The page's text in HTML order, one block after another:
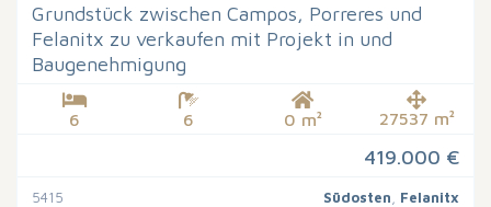
Grundstück zwischen Campos, Porreres und
Felanitx zu verkaufen mit Projekt in und
Baugenehmigung
6 6 0 m² 27537 m²
419.000 €
5415 Südosten Felanitx